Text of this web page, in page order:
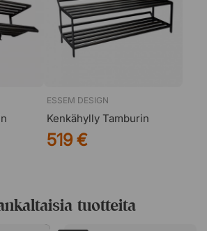
ESSEM DESIGN
Kenkähylly Tamburin
519 €
tuotteita